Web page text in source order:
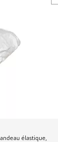
élastique,